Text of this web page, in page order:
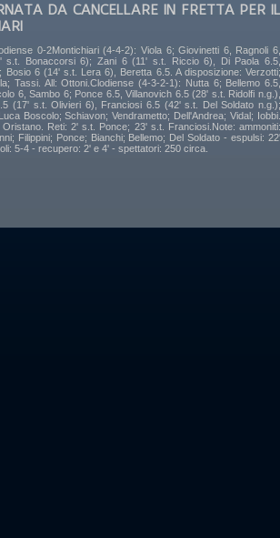
DA CANCELLARE IN FRETTA PER IL
0-2Montichiari (4-4-2): Viola 6; Giovinetti 6, Ragnoli 6,
s.t. Bonaccorsi 6); Zani 6 (11' s.t. Riccio 6), Di Paola 6.5,
Bosio 6 (14' s.t. Lera 6), Beretta 6.5. A disposizione: Verzotti;
Tassi. All: Ottoni.Clodiense (4-3-2-1): Nutta 6; Bellemo 6.5,
6, Sambo 6; Ponce 6.5, Villanovich 6.5 (28' s.t. Ridolfi n.g.),
(17' s.t. Olivieri 6), Franciosi 6.5 (42' s.t. Del Soldato n.g.);
Boscolo; Schiavon; Vendrametto; Dell'Andrea; Vidal; Iobbi.
Reti: 2' s.t. Ponce; 23' s.t. Franciosi.Note: ammoniti:
Filippini; Ponce; Bianchi; Bellemo; Del Soldato - espulsi: 22'
5-4 - recupero: 2' e 4' - spettatori: 250 circa.